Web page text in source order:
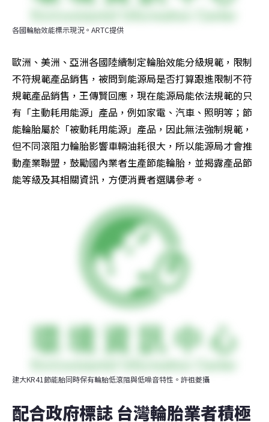
各國輪胎效能標示現況。ARTC提供
歐洲、美洲、亞洲各國陸續制定輪胎效能分級規範，限制
不符規範產品銷售，被問到能源局是否打算跟進限制不符
規範產品銷售，王傳賢回應，現在能源局能依法規範的只
有「主動耗用能源」產品，例如家電、汽車、照明等；節
能輪胎屬於「被動耗用能源」產品，因此無法強制規範，
但不同滾阻力輪胎影響車輛油耗很大，所以能源局才會推
動產業聯盟，鼓勵國內業者生產節能輪胎，並揭露產品節
能等級及其相關資訊，方便消費者選購參考。
建大KR41節能胎同時保有輪胎低滾阻與低噪音特性。許祖菱攝
配合政府標誌 台灣輪胎業者積極